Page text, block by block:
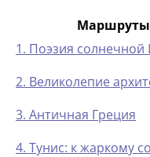
Маршруты
1. Поэзия солнечной
2. Великолепие
3. Античная Греция
4. Тунис: к жаркому